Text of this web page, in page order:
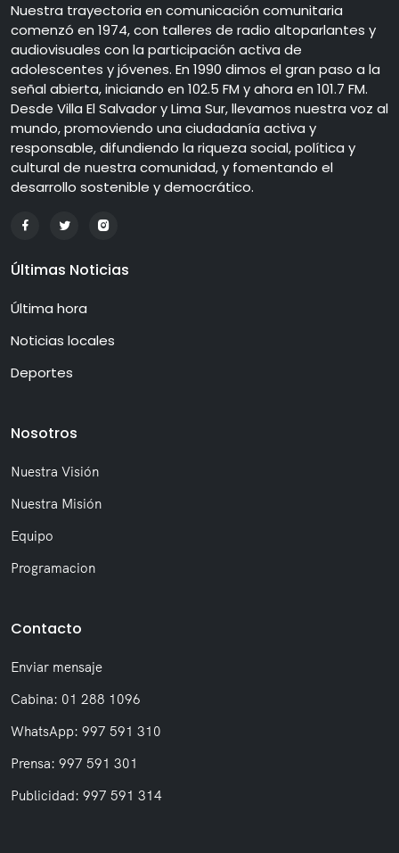
Nuestra trayectoria en comunicación comunitaria
comenzó en 1974, con talleres de radio altoparlantes y
audiovisuales con la participación activa de
adolescentes y jóvenes. En 1990 dimos el gran paso a la
señal abierta, iniciando en 102.5 FM y ahora en 101.7 FM.
Desde Villa El Salvador y Lima Sur, llevamos nuestra voz al
mundo, promoviendo una ciudadanía activa y
responsable, difundiendo la riqueza social, política y
cultural de nuestra comunidad, y fomentando el
desarrollo sostenible y democrático.
Últimas Noticias
Última hora
Noticias locales
Deportes
Nosotros
Nuestra Visión
Nuestra Misión
Equipo
Programacion
Contacto
Enviar mensaje
Cabina: 01 288 1096
WhatsApp: 997 591 310
Prensa: 997 591 301
Publicidad: 997 591 314